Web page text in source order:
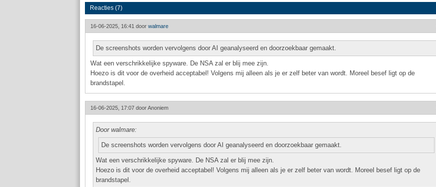
Reacties (7)
16-06-2025, 16:41 door walmare
De screenshots worden vervolgens door AI geanalyseerd en doorzoekbaar gemaakt.
Wat een verschrikkelijke spyware. De NSA zal er blij mee zijn.
Hoezo is dit voor de overheid acceptabel! Volgens mij alleen als je er zelf beter van wordt. Moreel besef ligt op de
brandstapel.
16-06-2025, 17:07 doorAnoniem
Door walmare:
De screenshots worden vervolgens door AI geanalyseerd en doorzoekbaar gemaakt.
Wat een verschrikkelijke spyware. De NSA zal er blij mee zijn.
Hoezo is dit voor de overheid acceptabel! Volgens mij alleen als je er zelf beter van wordt. Moreel besef ligt op de
brandstapel.